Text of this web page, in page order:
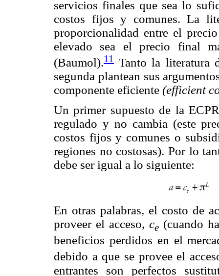
servicios finales que sea lo
costos fijos y comunes. La
proporcionalidad entre el
elevado sea el precio final
(Baumol).11
Tanto la literatura
segunda plantean sus
componente eficiente (efficient
Un primer supuesto de la
regulado y no cambia (este
costos fijos y comunes o
regiones no costosas). Por lo
debe ser igual a lo siguiente:
En otras palabras, el costo de
proveer el acceso,ce (cuando
beneficios perdidos en el
debido a que se provee el
entrantes son perfectos